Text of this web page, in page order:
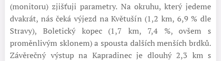
(monitoru) zjišťuji parametry. Na okruhu, který jedeme
dvakrát, nás čeká výjezd na Květušín (1,2 km, 6,9 % dle
Stravy), Boletický kopec (1,7 km, 7,4 %, ovšem s
proměnlivým sklonem) a spousta dalších menších brdků.
Závěrečný výstup na Kapradinec je dlouhý 2,3 km s